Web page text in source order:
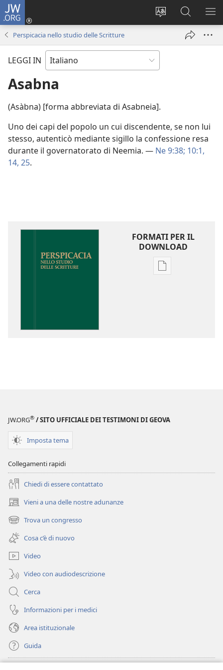
JW.ORG
Modificare
Accedi
(apre
finestra)
Cerca
in
JW.ORG
Perspicacia nello studio delle Scritture
LEGGI IN
Asabna
(Asàbna) [forma abbreviata di Asabneia].
Uno dei capi del popolo un cui discendente, se non lui
stesso, autenticò mediante sigillo la confessione resa
durante il governatorato di Neemia. — Ne 9:38; 10:1,
14, 25.
FORMATI PER IL
DOWNLOAD
Opzioni
JW.ORG® / SITO UFFICIALE DEI TESTIMONI DI GEOVA
Imposta tema
Collegamenti rapidi
Chiedi di essere contattato
Vieni a una delle nostre adunanze
(apre
una
nuova
finestra)
Trova un congresso
(apre
una
nuova
finestra)
Cosa c’è di nuovo
Video
Video con audiodescrizione
Cerca
Informazioni per i medici
Area istituzionale
Guida